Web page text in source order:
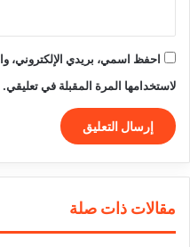
احفظ اسمي، بريدي الإلكتروني،
لاستخدامها المرة المقبلة في تعليقي.
مقالات ذات صلة